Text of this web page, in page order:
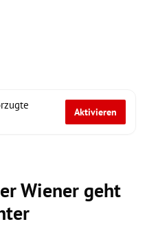
Aktivieren
Wiener geht